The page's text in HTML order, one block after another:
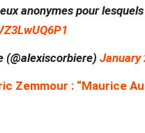
anonymes pour
(@alexiscorbiere) January
Zemmour : “Maurice